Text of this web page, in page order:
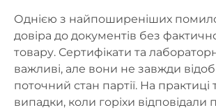
Однією з найпоширеніших
довіра до документів без
товару. Сертифікати та
важливі, але вони не завжди
поточний стан партії. На
випадки, коли горіхи відповідали